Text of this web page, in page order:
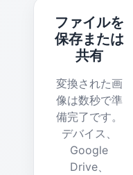
ファイルを
保存または
共有
変換された画
像は数秒で準
備完了です。
デバイス、
Google
Drive、